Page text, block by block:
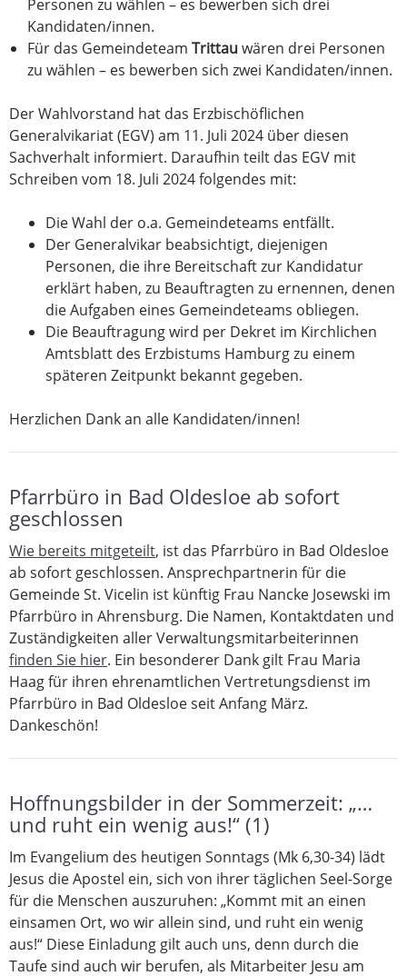
Personen zu wählen – es bewerben sich drei
Kandidaten/innen.
Für das Gemeindeteam Trittauwären drei Personen
zu wählen – es bewerben sich zwei Kandidaten/innen.
Der Wahlvorstand hat das Erzbischöflichen
Generalvikariat (EGV) am 11. Juli 2024 über diesen
Sachverhalt informiert. Daraufhin teilt das EGV mit
Schreiben vom 18. Juli 2024 folgendes mit:
Die Wahl der o.a. Gemeindeteams entfällt.
Der Generalvikar beabsichtigt, diejenigen
Personen, die ihre Bereitschaft zur Kandidatur
erklärt haben, zu Beauftragten zu ernennen, denen
die Aufgaben eines Gemeindeteams obliegen.
Die Beauftragung wird per Dekret im Kirchlichen
Amtsblatt des Erzbistums Hamburg zu einem
späteren Zeitpunkt bekannt gegeben.
Herzlichen Dank an alle Kandidaten/innen!
Pfarrbüro in Bad Oldesloe ab sofort
geschlossen
Wie bereits mitgeteilt, ist das Pfarrbüro in Bad Oldesloe
ab sofort geschlossen. Ansprechpartnerin für die
Gemeinde St. Vicelin ist künftig Frau Nancke Josewski im
Pfarrbüro in Ahrensburg. Die Namen, Kontaktdaten und
Zuständigkeiten aller Verwaltungsmitarbeiterinnen
finden Sie hier. Ein besonderer Dank gilt Frau Maria
Haag für ihren ehrenamtlichen Vertretungsdienst im
Pfarrbüro in Bad Oldesloe seit Anfang März.
Dankeschön!
Hoffnungsbilder in der Sommerzeit: „…
und ruht ein wenig aus!“ (1)
Im Evangelium des heutigen Sonntags (Mk 6,30-34) lädt
Jesus die Apostel ein, sich von ihrer täglichen Seel-Sorge
für die Menschen auszuruhen: „Kommt mit an einen
einsamen Ort, wo wir allein sind, und ruht ein wenig
aus!“ Diese Einladung gilt auch uns, denn durch die
Taufe sind auch wir berufen, als Mitarbeiter Jesu am